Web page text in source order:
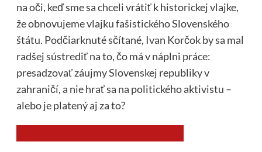
na oči, keď sme sa chceli vrátiť k historickej vlajke,
že obnovujeme vlajku fašistického Slovenského
štátu. Podčiarknuté sčítané, Ivan Korčok by sa mal
radšej sústrediť na to, čo má v náplni práce:
presadzovať záujmy Slovenskej republiky v
zahraničí, a nie hrať sa na politického aktivistu –
alebo je platený aj za to?